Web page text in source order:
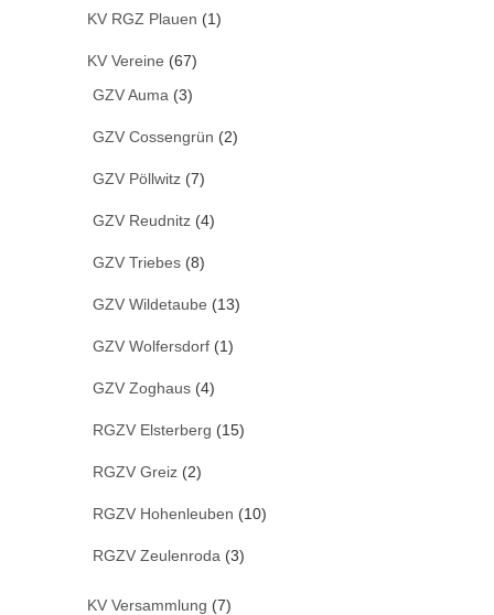
KV RGZ Plauen (1)
KV Vereine (67)
GZV Auma (3)
GZV Cossengrün (2)
GZV Pöllwitz (7)
GZV Reudnitz (4)
GZV Triebes (8)
GZV Wildetaube (13)
GZV Wolfersdorf (1)
GZV Zoghaus (4)
RGZV Elsterberg (15)
RGZV Greiz (2)
RGZV Hohenleuben (10)
RGZV Zeulenroda (3)
KV Versammlung (7)